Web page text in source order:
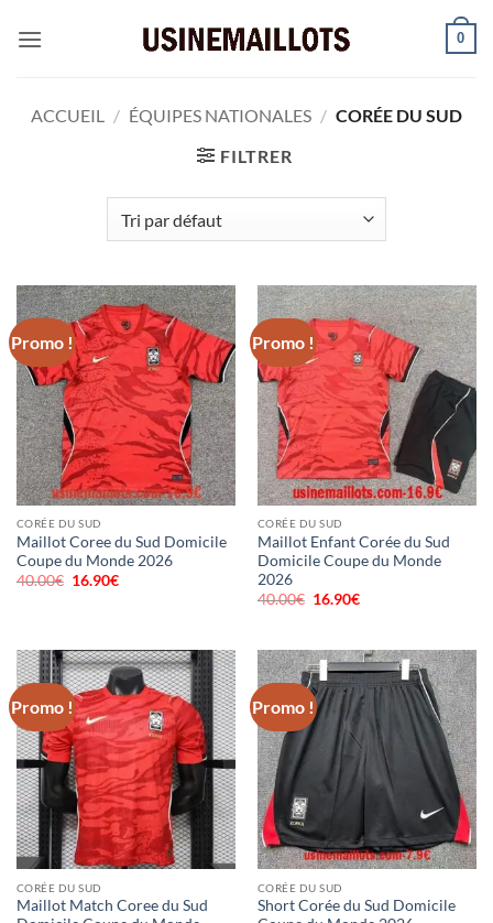
0
ACCUEIL / ÉQUIPES NATIONALES / CORÉE DU SUD
FILTRER
Promo !
CORÉE DU SUD
Maillot Coree du Sud Domicile
Coupe du Monde 2026
40.00€ Le
16.90€Le
Promo !
CORÉE DU SUD
Maillot Enfant Corée du Sud
Domicile Coupe du Monde
2026
40.00€ Le
40.00€.
16.90€Le
16.90€.
Promo !
CORÉE DU SUD
Maillot Match Coree du Sud
Promo !
CORÉE DU SUD
Short Corée du Sud Domicile